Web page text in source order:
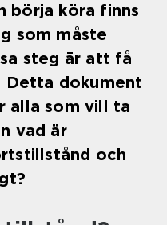
börja köra finns
som måste
steg är att få
dokument
alla som vill ta
vad är
och